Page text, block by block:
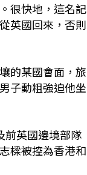
很快地，這名記
英國回來，否則
的某國會面，旅
子動粗強迫他坐
前英國邊境部隊
樑被控為香港和